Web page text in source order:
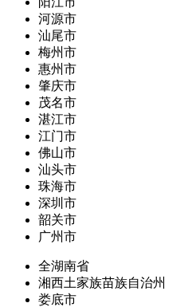
河源市
汕尾市
梅州市
惠州市
肇庆市
茂名市
湛江市
江门市
佛山市
汕头市
珠海市
深圳市
韶关市
广州市
全湖南省
湘西土家族苗族自治州
娄底市